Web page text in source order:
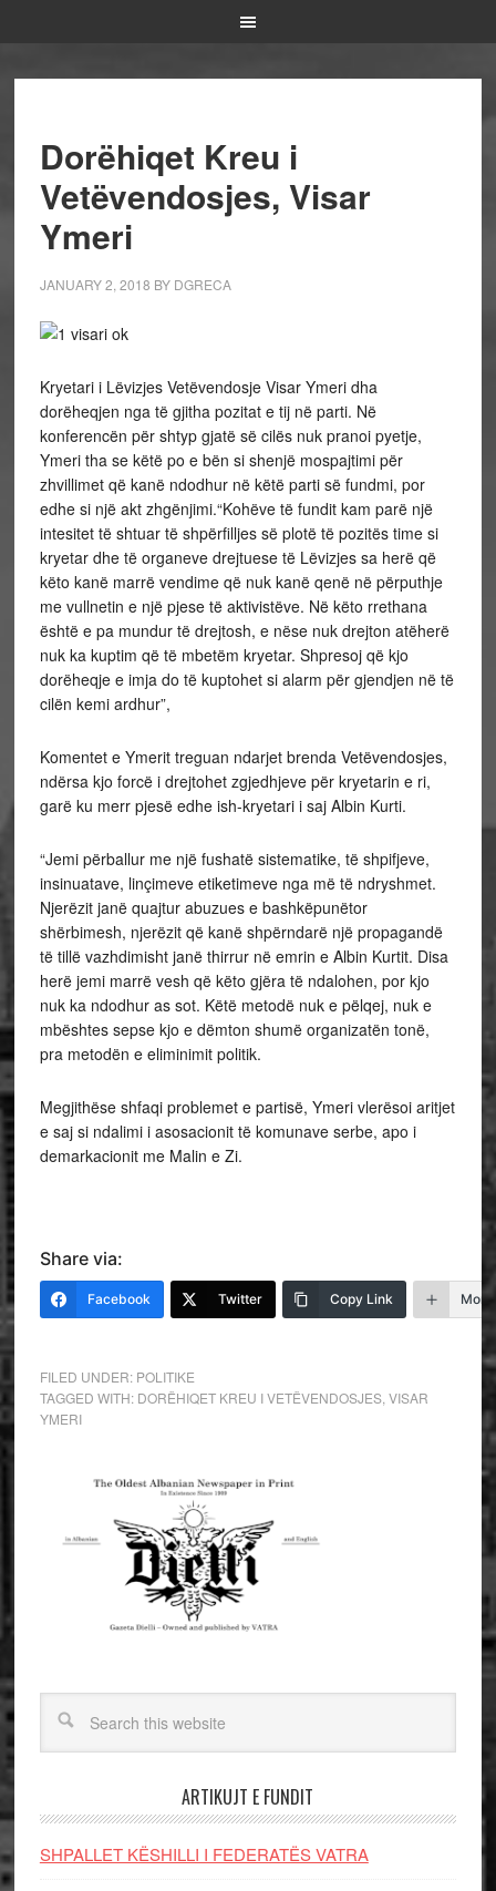
Dorëhiqet Kreu i
Vetëvendosjes, Visar
Ymeri
JANUARY 2, 2018 BY DGRECA
Kryetari i Lëvizjes Vetëvendosje Visar Ymeri dha
dorëheqjen nga të gjitha pozitat e tij në parti. Në
konferencën për shtyp gjatë së cilës nuk pranoi pyetje,
Ymeri tha se këtë po e bën si shenjë mospajtimi për
zhvillimet që kanë ndodhur në këtë parti së fundmi, por
edhe si një akt zhgënjimi.“Kohëve të fundit kam parë një
intesitet të shtuar të shpërfilljes së plotë të pozitës time si
kryetar dhe të organeve drejtuese të Lëvizjes sa herë që
këto kanë marrë vendime që nuk kanë qenë në përputhje
me vullnetin e një pjese të aktivistëve. Në këto rrethana
është e pa mundur të drejtosh, e nëse nuk drejton atëherë
nuk ka kuptim që të mbetëm kryetar. Shpresoj që kjo
dorëheqje e imja do të kuptohet si alarm për gjendjen në të
cilën kemi ardhur”,
Komentet e Ymerit treguan ndarjet brenda Vetëvendosjes,
ndërsa kjo forcë i drejtohet zgjedhjeve për kryetarin e ri,
garë ku merr pjesë edhe ish-kryetari i saj Albin Kurti.
“Jemi përballur me një fushatë sistematike, të shpifjeve,
insinuatave, linçimeve etiketimeve nga më të ndryshmet.
Njerëzit janë quajtur abuzues e bashkëpunëtor
shërbimesh, njerëzit që kanë shpërndarë një propagandë
të tillë vazhdimisht janë thirrur në emrin e Albin Kurtit. Disa
herë jemi marrë vesh që këto gjëra të ndalohen, por kjo
nuk ka ndodhur as sot. Këtë metodë nuk e pëlqej, nuk e
mbështes sepse kjo e dëmton shumë organizatën tonë,
pra metodën e eliminimit politik.
Megjithëse shfaqi problemet e partisë, Ymeri vlerësoi aritjet
e saj si ndalimi i asosacionit të komunave serbe, apo i
demarkacionit me Malin e Zi.
Share via:
Facebook Twitter Copy Link More
FILED UNDER: POLITIKE
TAGGED WITH: DORËHIQET KREU I VETËVENDOSJES, VISAR
YMERI
ARTIKUJT E FUNDIT
SHPALLET KËSHILLI I FEDERATËS VATRA